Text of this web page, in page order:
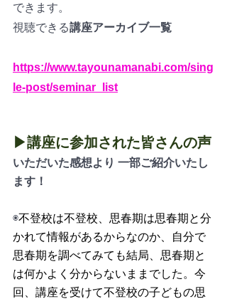
できます。
視聴できる講座アーカイブ一覧
https://www.tayounamanabi.com/sing
le-post/seminar_list
▶講座に参加された皆さんの声
いただいた感想より 一部ご紹介いたし
ます！
◉不登校は不登校、思春期は思春期と分
かれて情報があるからなのか、自分で
思春期を調べてみても結局、思春期と
は何かよく分からないままでした。今
回、講座を受けて不登校の子どもの思